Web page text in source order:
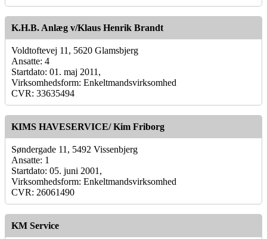
K.H.B. Anlæg v/Klaus Henrik Brandt
Voldtoftevej 11, 5620 Glamsbjerg
Ansatte: 4
Startdato: 01. maj 2011,
Virksomhedsform: Enkeltmandsvirksomhed
CVR: 33635494
KIMS HAVESERVICE/ Kim Friborg
Søndergade 11, 5492 Vissenbjerg
Ansatte: 1
Startdato: 05. juni 2001,
Virksomhedsform: Enkeltmandsvirksomhed
CVR: 26061490
KM Service